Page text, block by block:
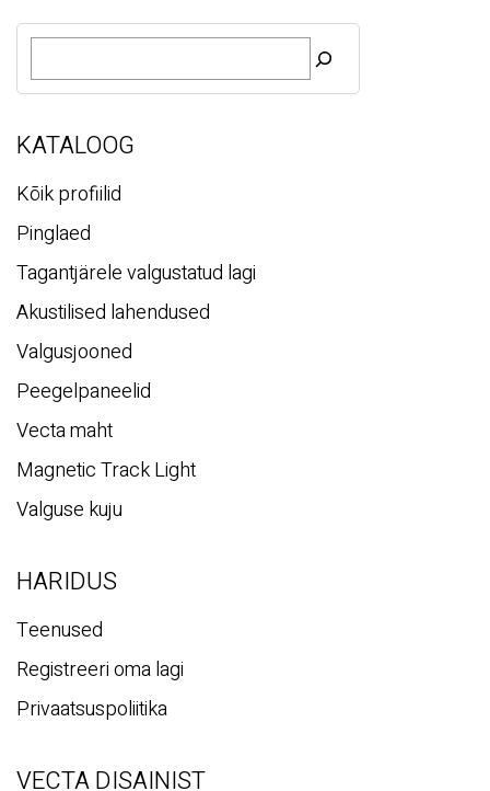
O
s
KATALOOG
Kõik profiilid
Pinglaed
Tagantjärele valgustatud lagi
Akustilised lahendused
Valgusjooned
Peegelpaneelid
Vecta maht
Magnetic Track Light
Valguse kuju
HARIDUS
Teenused
Registreeri oma lagi
Privaatsuspoliitika
VECTA DISAINIST